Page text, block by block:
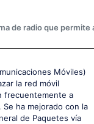
de radio que
Móviles)
la red móvil
frecuentemente a
Se ha mejorado con la
de Paquetes vía